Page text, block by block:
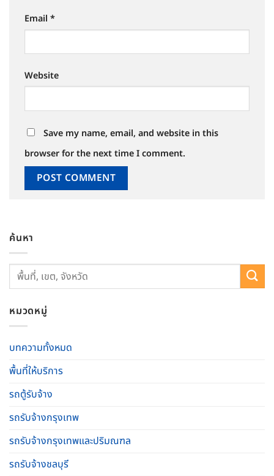
Email *
Website
Save my name, email, and website in this
browser for the next time I comment.
ค้นหา
หมวดหมู่
บทความทั้งหมด
พื้นที่ให้บริการ
รถตู้รับจ้าง
รถรับจ้างกรุงเทพ
รถรับจ้างกรุงเทพและปริมณฑล
รถรับจ้างชลบุรี